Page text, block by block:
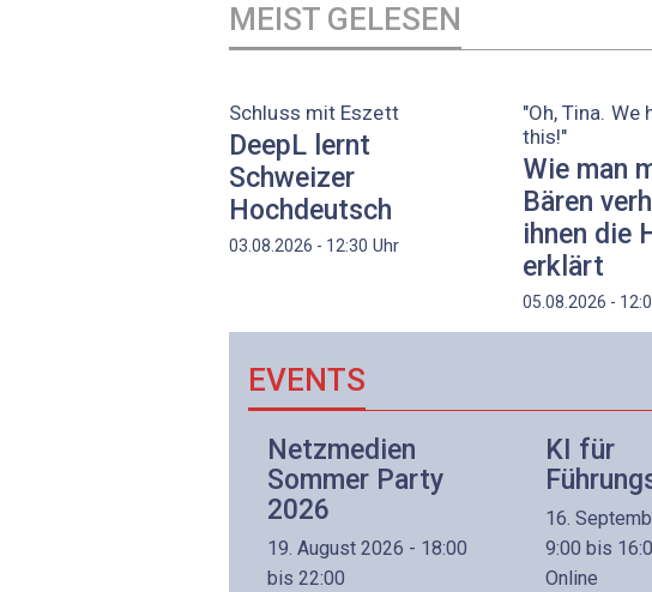
MEIST GELESEN
Schluss mit Eszett
DeepL lernt
Schweizer
Hochdeutsch
03.08.2026 - 12:30 Uhr
"Oh, Tina. We
this!"
Wie man
Bären
ihnen die
erklärt
05.08.2026 -
EVENTS
Netzmedien
Sommer Party
2026
19. August 2026 - 18:00
bis 22:00
KI für
16.
9:00 bis
Online